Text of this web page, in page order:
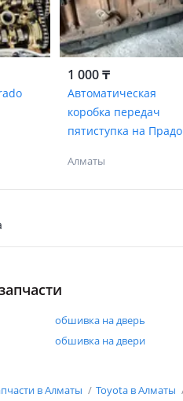
1 000 ₸
Автоматическая
коробка передач
пятиступка на Прадо
Алматы
обшивка на дверь
обшивка на двери
в Алматы
Toyota в Алматы